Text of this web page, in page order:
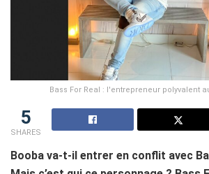
Bass For Real : l'entrepreneur polyvalent
5
SHARES
Booba va-t-il entrer en conflit avec